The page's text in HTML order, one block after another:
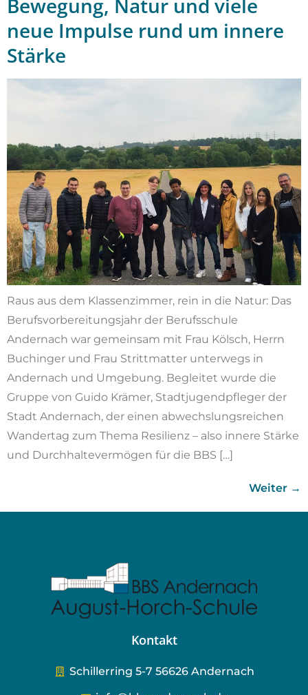
Bewegung, Natur und viele
neue Impulse rund um innere
Stärke
Raus aus dem Klassenzimmer, rein in die Natur: Das
Berufsvorbereitungsjahr der Berufsschule
Andernach war gemeinsam mit Frau Kölsch, Herrn
Buchinger und Frau Strittmatter unterwegs in
Andernach und Umgebung. Begleitet wurde die
Gruppe von Guido Krämer, Stadtjugendpfleger der
Stadt Andernach, der einen abwechslungsreichen
Wandertag zum Thema Resilienz – also innere Stärke
und Durchhaltevermögen für die BBS […]
Weiter →
Kontakt
Schillerring 5-7 56626 Andernach